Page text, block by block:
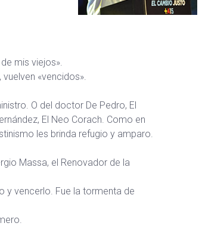
mis viejos».
«vencidos».
O del doctor De Pedro, El
El Neo Corach. Como en
les brinda refugio y amparo.
Massa, el Renovador de la
y vencerlo. Fue la tormenta de